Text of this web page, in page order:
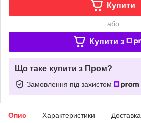
Купити
або
Купити з
Що таке купити з Пром?
Замовлення під захистом
Опис Характеристики Доставка